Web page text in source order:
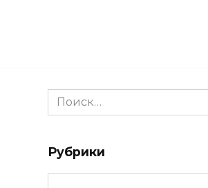
Search
for:
Рубрики